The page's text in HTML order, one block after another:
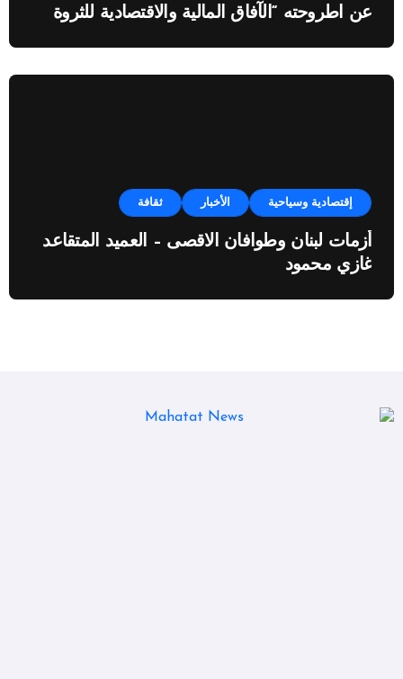
عن اطروحته “الآفاق المالية والاقتصادية للثروة
إقتصادية وسياحية الأخبار ثقافة
أزمات لبنان وطوافان الاقصى – العميد المتقاعد
غازي محمود